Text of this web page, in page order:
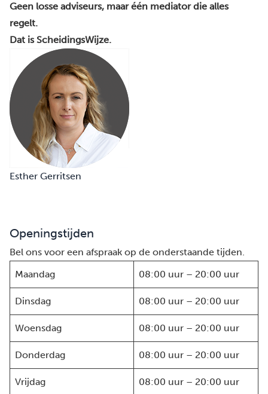
Geen losse adviseurs, maar één mediator die alles
regelt.
Dat is ScheidingsWijze.
Esther Gerritsen
Openingstijden
Bel ons voor een afspraak op de onderstaande tijden.
Maandag
08:00 uur – 20:00 uur
Dinsdag 08:00 uur – 20:00 uur
Woensdag 08:00 uur – 20:00 uur
Donderdag 08:00 uur – 20:00 uur
Vrijdag 08:00 uur – 20:00 uur